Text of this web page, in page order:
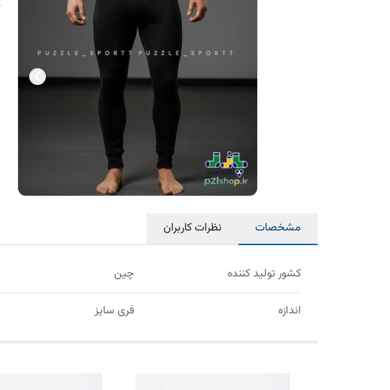
مشخصات نظرات کاربران
کشور تولید کننده چین
اندازه فری سایز